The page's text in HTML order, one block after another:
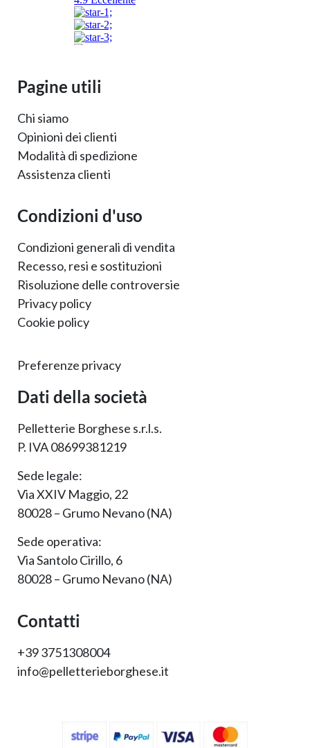
Pagine utili
Chi siamo
Opinioni dei clienti
Modalità di spedizione
Assistenza clienti
Condizioni d'uso
Condizioni generali di vendita
Recesso, resi e sostituzioni
Risoluzione delle controversie
Privacy policy
Cookie policy
Preferenze privacy
Dati della società
Pelletterie Borghese s.r.l.s.
P. IVA 08699381219
Sede legale:
Via XXIV Maggio, 22
80028 – Grumo Nevano (NA)
Sede operativa:
Via Santolo Cirillo, 6
80028 – Grumo Nevano (NA)
Contatti
+39 3751308004
info@pelletterieborghese.it